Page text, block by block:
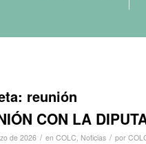
reunión
CON LA
de 2026 / en COLC, Noticias / por